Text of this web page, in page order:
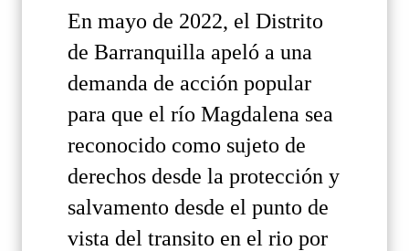
En mayo de 2022, el Distrito
de Barranquilla apeló a una
demanda de acción popular
para que el río Magdalena sea
reconocido como sujeto de
derechos desde la protección y
salvamento desde el punto de
vista del transito en el rio por